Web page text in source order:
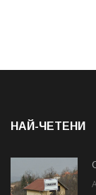
НАЙ-ЧЕТЕНИ